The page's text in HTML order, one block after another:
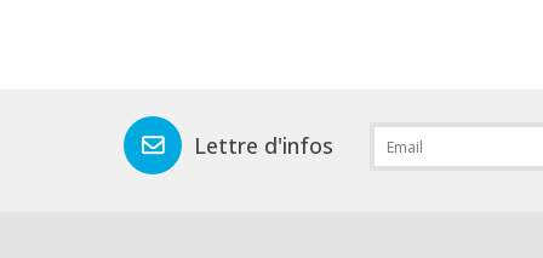
Lettre d'infos